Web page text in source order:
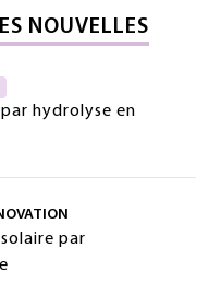
NOUVELLES
hydrolyse en
par